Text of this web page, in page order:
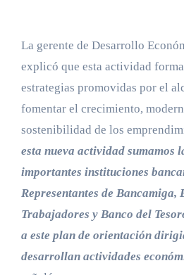
La gerente de Desarrollo
explicó que esta actividad
estrategias promovidas por el
fomentar el crecimiento,
sostenibilidad de los
esta nueva actividad sumamos
importantes instituciones
Representantes de Bancamiga,
Trabajadores y Banco del
a este plan de orientación
desarrollan actividades